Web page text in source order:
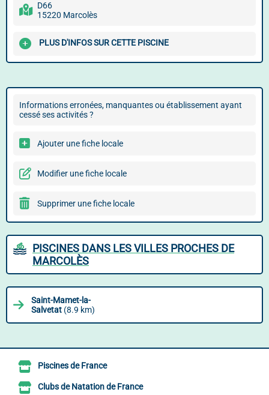
D66
15220 Marcolès
PLUS D'INFOS SUR CETTE PISCINE
Informations erronées, manquantes ou établissement ayant
cessé ses activités ?
Ajouter une fiche locale
Modifier une fiche locale
Supprimer une fiche locale
PISCINES DANS LES VILLES PROCHES DE
MARCOLÈS
Saint-Mamet-la-
Salvetat (8.9 km)
Piscines de France
Clubs de Natation de France